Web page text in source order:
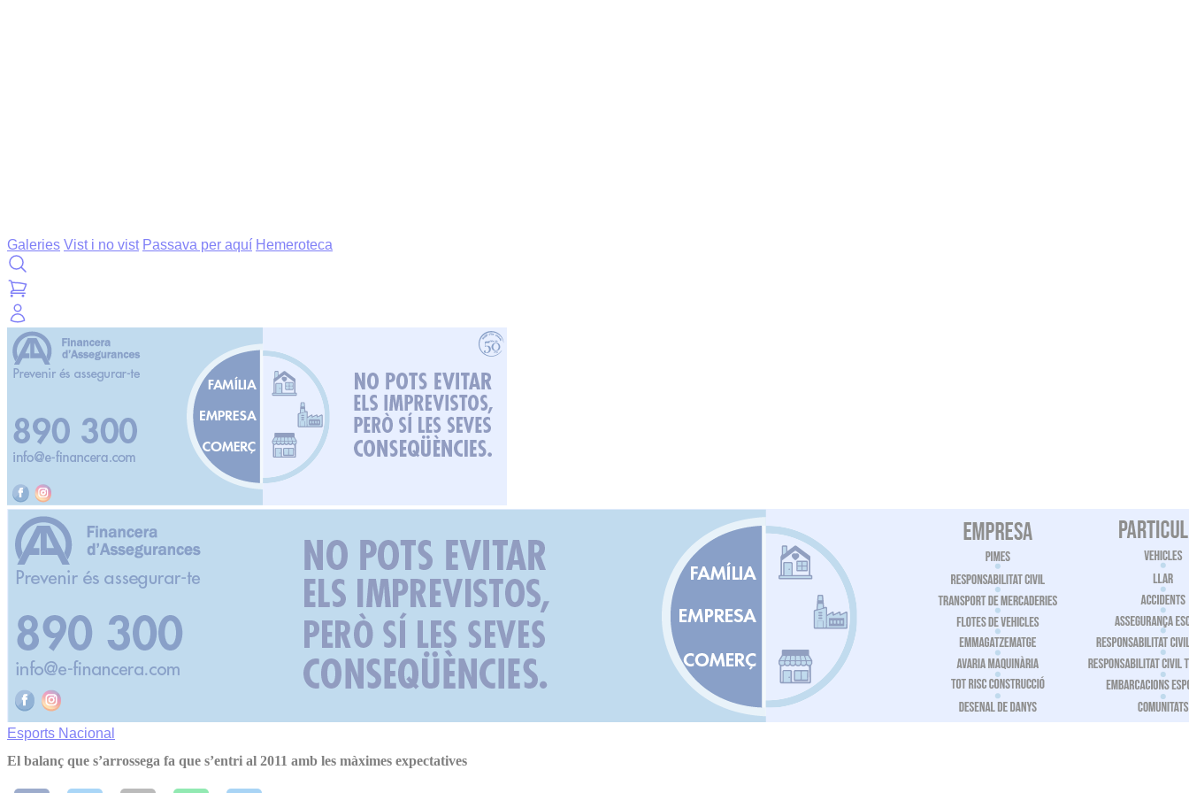
Galeries Vist i no vist Passava per aquí Hemeroteca
Esports Nacional
El balanç que s’arrossega fa que s’entri al 2011 amb les màximes expectatives